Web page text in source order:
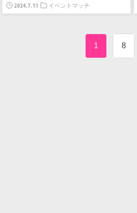
2024.7.11 イベントマッチ
1 8